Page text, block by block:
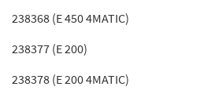
238368 (E 450 4MATIC)
238377 (E 200)
238378 (E 200 4MATIC)